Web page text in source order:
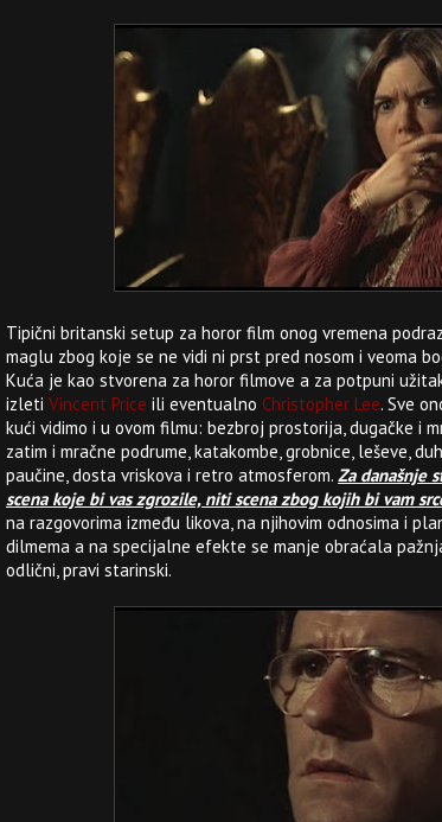
Tipični britanski setup za horor film onog vremena
maglu zbog koje se ne vidi ni prst pred nosom i veoma
Kuća je kao stvorena za horor filmove a za potpuni
izleti Vincent Price ili eventualno Christopher Lee. Sve
kući vidimo i u ovom filmu: bezbroj prostorija, dugačke i
zatim i mračne podrume, katakombe, grobnice, leševe,
paučine, dosta vriskova i retro atmosferom. Za današnje
scena koje bi vas zgrozile, niti scena zbog kojih bi vam
na razgovorima između likova, na njihovim odnosima i
dilmema a na specijalne efekte se manje obraćala
odlični, pravi starinski.